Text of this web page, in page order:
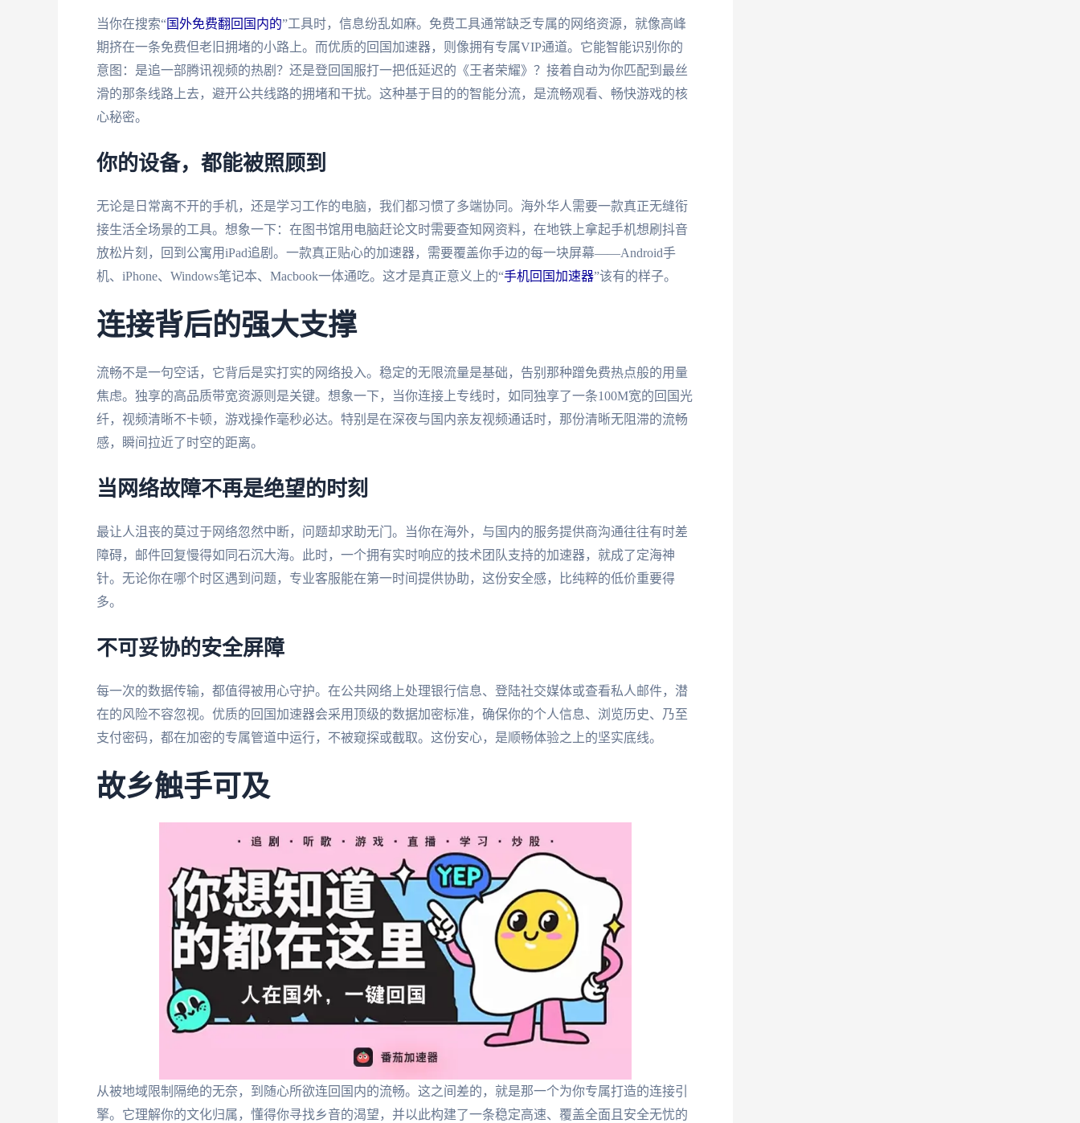
当你在搜索“国外免费翻回国内的”工具时，信息纷乱如麻。免费工具通常缺乏专属的网络资源，就像高峰
期挤在一条免费但老旧拥堵的小路上。而优质的回国加速器，则像拥有专属VIP通道。它能智能识别你的
意图：是追一部腾讯视频的热剧？还是登回国服打一把低延迟的《王者荣耀》？接着自动为你匹配到最丝
滑的那条线路上去，避开公共线路的拥堵和干扰。这种基于目的的智能分流，是流畅观看、畅快游戏的核
心秘密。
你的设备，都能被照顾到
无论是日常离不开的手机，还是学习工作的电脑，我们都习惯了多端协同。海外华人需要一款真正无缝衔
接生活全场景的工具。想象一下：在图书馆用电脑赶论文时需要查知网资料，在地铁上拿起手机想刷抖音
放松片刻，回到公寓用iPad追剧。一款真正贴心的加速器，需要覆盖你手边的每一块屏幕——Android手
机、iPhone、Windows笔记本、Macbook一体通吃。这才是真正意义上的“手机回国加速器”该有的样子。
连接背后的强大支撑
流畅不是一句空话，它背后是实打实的网络投入。稳定的无限流量是基础，告别那种蹭免费热点般的用量
焦虑。独享的高品质带宽资源则是关键。想象一下，当你连接上专线时，如同独享了一条100M宽的回国光
纤，视频清晰不卡顿，游戏操作毫秒必达。特别是在深夜与国内亲友视频通话时，那份清晰无阻滞的流畅
感，瞬间拉近了时空的距离。
当网络故障不再是绝望的时刻
最让人沮丧的莫过于网络忽然中断，问题却求助无门。当你在海外，与国内的服务提供商沟通往往有时差
障碍，邮件回复慢得如同石沉大海。此时，一个拥有实时响应的技术团队支持的加速器，就成了定海神
针。无论你在哪个时区遇到问题，专业客服能在第一时间提供协助，这份安全感，比纯粹的低价重要得
多。
不可妥协的安全屏障
每一次的数据传输，都值得被用心守护。在公共网络上处理银行信息、登陆社交媒体或查看私人邮件，潜
在的风险不容忽视。优质的回国加速器会采用顶级的数据加密标准，确保你的个人信息、浏览历史、乃至
支付密码，都在加密的专属管道中运行，不被窥探或截取。这份安心，是顺畅体验之上的坚实底线。
故乡触手可及
从被地域限制隔绝的无奈，到随心所欲连回国内的流畅。这之间差的，就是那一个为你专属打造的连接引
擎。它理解你的文化归属，懂得你寻找乡音的渴望，并以此构建了一条稳定高速、覆盖全面且安全无忧的